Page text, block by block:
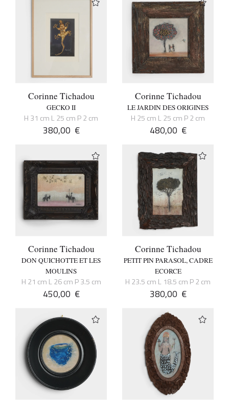
Corinne Tichadou
GECKO II
H 31 cm L 25 cm P 2 cm
380,00 €
Corinne Tichadou
LE JARDIN DES ORIGINES
H 25 cm L 25 cm P 2 cm
480,00 €
Corinne Tichadou
DON QUICHOTTE ET LES
MOULINS
H 21 cm L 26 cm P 3.5 cm
450,00 €
Corinne Tichadou
PETIT PIN PARASOL, CADRE
ECORCE
H 23.5 cm L 18.5 cm P 2 cm
380,00 €